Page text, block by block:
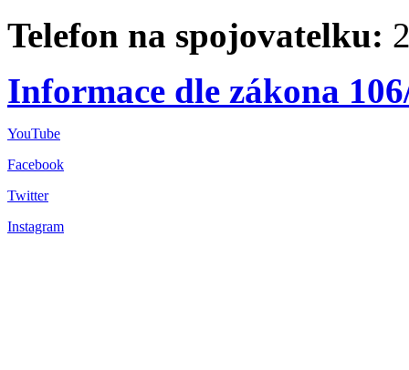
Telefon na spojovatelku:
Informace dle zákona
YouTube
Facebook
Twitter
Instagram